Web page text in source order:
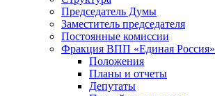
Председатель Думы
Заместитель председателя
Постоянные комиссии
Фракция ВПП «Единая Россия»
Положения
Планы и отчеты
Депутаты